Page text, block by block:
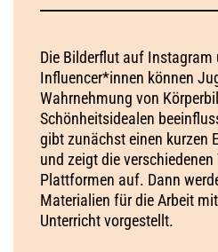
Die Bilderflut auf Instagram
Influencer*innen können
Wahrnehmung von
Schönheitsidealen
gibt zunächst einen kurzen
und zeigt die
Plattformen auf. Dann
Materialien für die Arbeit
Unterricht vorgestellt.